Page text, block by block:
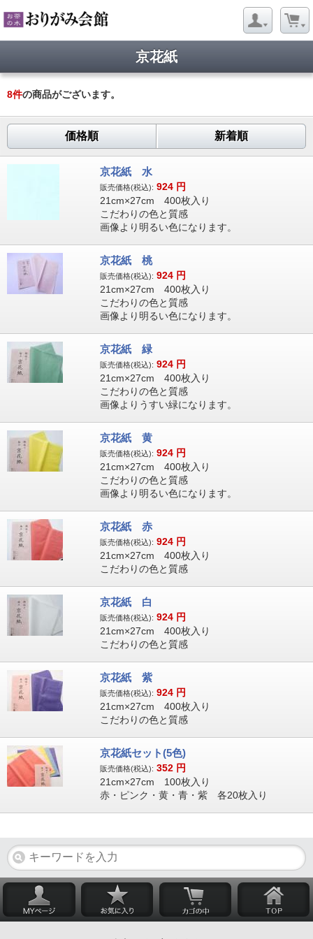
京花紙
8件の商品がございます。
価格順 新着順
京花紙 水
販売価格(税込): 924 円
21cm×27cm 400枚入り
こだわりの色と質感
画像より明るい色になります。
京花紙 桃
販売価格(税込): 924 円
21cm×27cm 400枚入り
こだわりの色と質感
画像より明るい色になります。
京花紙 緑
販売価格(税込): 924 円
21cm×27cm 400枚入り
こだわりの色と質感
画像よりうすい緑になります。
京花紙 黄
販売価格(税込): 924 円
21cm×27cm 400枚入り
こだわりの色と質感
画像より明るい色になります。
京花紙 赤
販売価格(税込): 924 円
21cm×27cm 400枚入り
こだわりの色と質感
京花紙 白
販売価格(税込): 924 円
21cm×27cm 400枚入り
こだわりの色と質感
京花紙 紫
販売価格(税込): 924 円
21cm×27cm 400枚入り
こだわりの色と質感
京花紙セット(5色)
販売価格(税込): 352 円
21cm×27cm 100枚入り
赤・ピンク・黄・青・紫 各20枚入り